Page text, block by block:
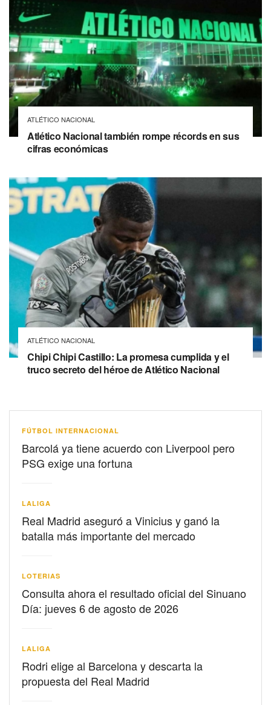
ATLÉTICO NACIONAL
Atlético Nacional también rompe récords en sus
cifras económicas
ATLÉTICO NACIONAL
Chipi Chipi Castillo: La promesa cumplida y el
truco secreto del héroe de Atlético Nacional
FÚTBOL INTERNACIONAL
Barcolá ya tiene acuerdo con Liverpool pero
PSG exige una fortuna
LALIGA
Real Madrid aseguró a Vinicius y ganó la
batalla más importante del mercado
LOTERIAS
Consulta ahora el resultado oficial del Sinuano
Día: jueves 6 de agosto de 2026
LALIGA
Rodri elige al Barcelona y descarta la
propuesta del Real Madrid